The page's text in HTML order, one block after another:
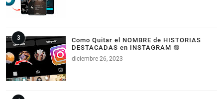
Como Quitar el NOMBRE de HISTORIAS
DESTACADAS en INSTAGRAM 🟣
diciembre 26, 2023